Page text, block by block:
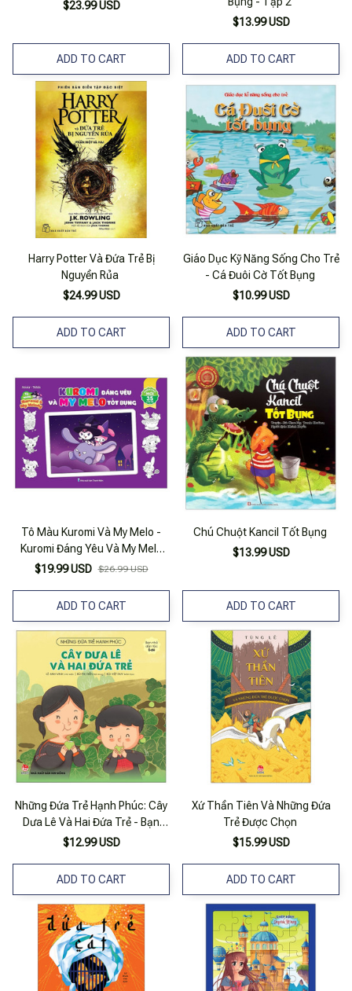
$23.99 USD
ADD TO CART
$13.99 USD
ADD TO CART
Harry Potter Và Đứa Trẻ Bị
Nguyền Rủa
$24.99 USD
ADD TO CART
Giáo Dục Kỹ Năng Sống Cho Trẻ
- Cá Đuôi Cờ Tốt Bụng
$10.99 USD
ADD TO CART
Tô Màu Kuromi Và My Melo -
Kuromi Đáng Yêu Và My Melo
Tốt Bụng
$19.99 USD $26.99 USD
ADD TO CART
Chú Chuột Kancil Tốt Bụng
$13.99 USD
ADD TO CART
Những Đứa Trẻ Hạnh Phúc: Cây
Dưa Lê Và Hai Đứa Trẻ - Bạn
Nhỏ Dân Tộc Ê-Đê
$12.99 USD
ADD TO CART
Xứ Thần Tiên Và Những Đứa
Trẻ Được Chọn
$15.99 USD
ADD TO CART